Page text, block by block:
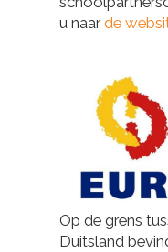
u naarde
Op de grens
Duitsland